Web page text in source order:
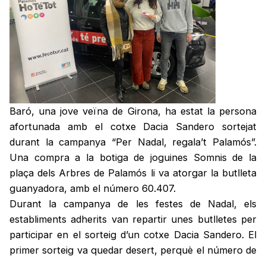
Baró, una jove veïna de Girona, ha estat la persona
afortunada amb el cotxe Dacia Sandero sortejat
durant la campanya “Per Nadal, regala’t Palamós”.
Una compra a la botiga de joguines Somnis de la
plaça dels Arbres de Palamós li va atorgar la butlleta
guanyadora, amb el número 60.407.
Durant la campanya de les festes de Nadal, els
establiments adherits van repartir unes butlletes per
participar en el sorteig d’un cotxe Dacia Sandero. El
primer sorteig va quedar desert, perquè el número de